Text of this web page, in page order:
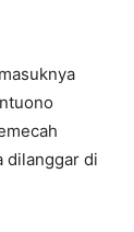
dilanggar di